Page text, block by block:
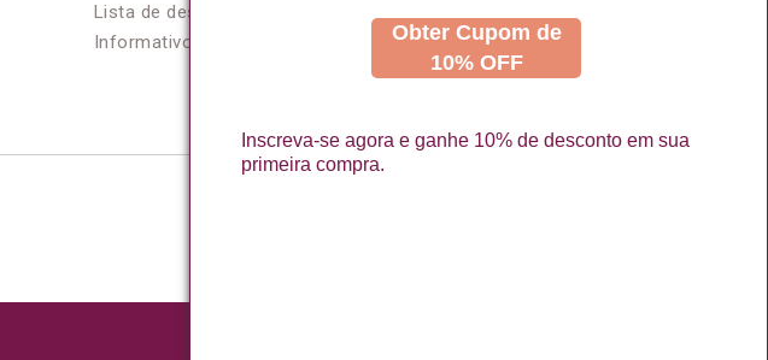
Obter Cupom de
10% OFF
Inscreva-se agora e ganhe 10% de desconto em sua
primeira compra.
Lista de desejos
Informativo